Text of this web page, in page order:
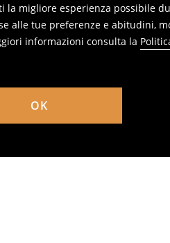
la migliore esperienza possibile
alle tue preferenze e abitudini,
informazioni consulta la
OK